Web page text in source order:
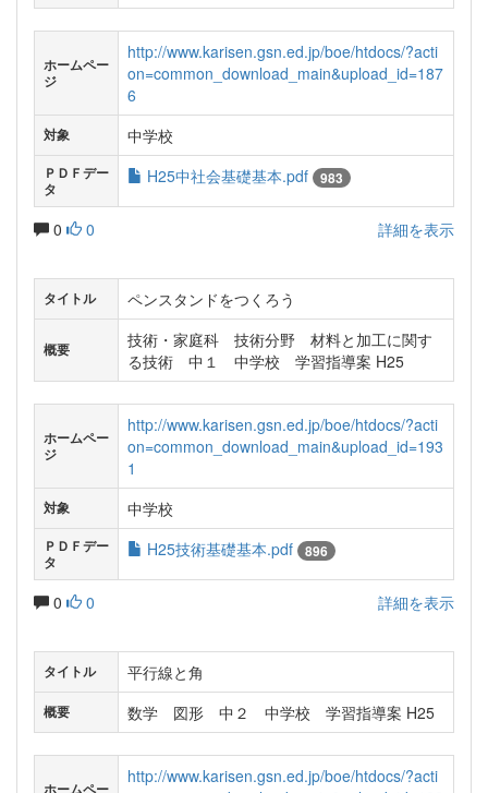
ホームペー
ジ
http://www.karisen.gsn.ed.jp/boe/htdocs/?acti
on=common_download_main&upload_id=187
6
対象 中学校
ＰＤＦデー
タ
H25中社会基礎基本.pdf 983
0 0 詳細を表示
タイトル ペンスタンドをつくろう
概要
技術・家庭科 技術分野 材料と加工に関す
る技術 中１ 中学校 学習指導案 H25
ホームペー
ジ
http://www.karisen.gsn.ed.jp/boe/htdocs/?acti
on=common_download_main&upload_id=193
1
対象 中学校
ＰＤＦデー
タ
H25技術基礎基本.pdf 896
0 0 詳細を表示
タイトル 平行線と角
概要 数学 図形 中２ 中学校 学習指導案 H25
ホームペー
http://www.karisen.gsn.ed.jp/boe/htdocs/?acti